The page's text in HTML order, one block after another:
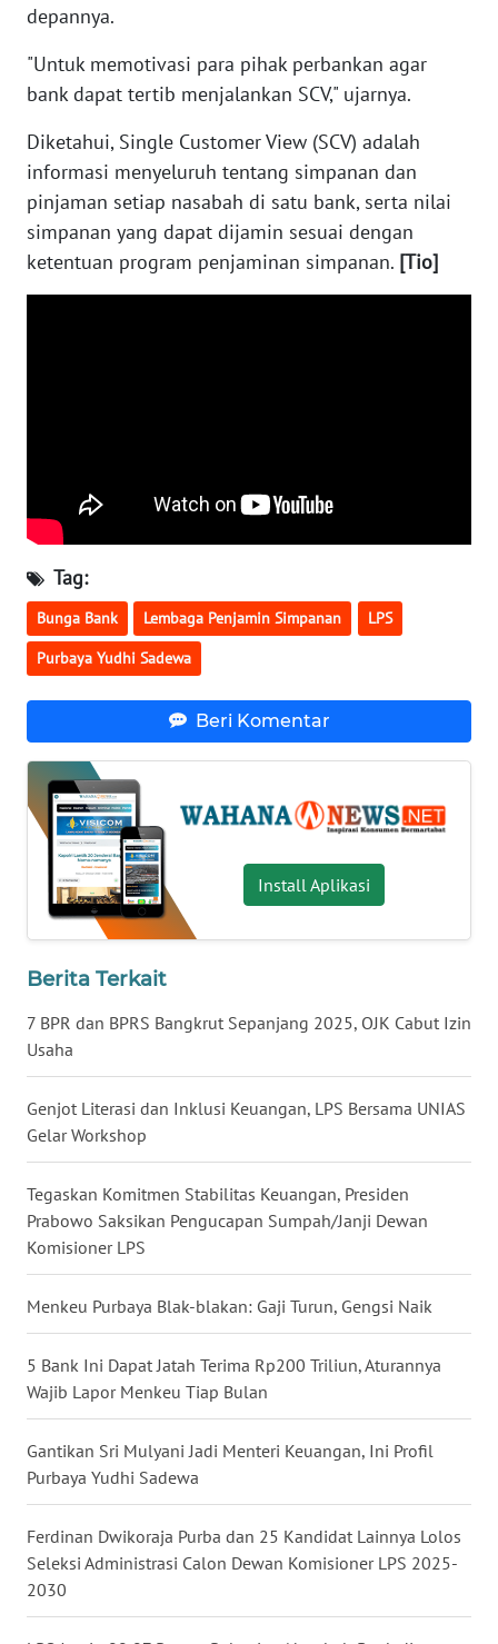
depannya.
"Untuk memotivasi para pihak perbankan agar
bank dapat tertib menjalankan SCV," ujarnya.
Diketahui, Single Customer View (SCV) adalah
informasi menyeluruh tentang simpanan dan
pinjaman setiap nasabah di satu bank, serta nilai
simpanan yang dapat dijamin sesuai dengan
ketentuan program penjaminan simpanan. [Tio]
Tag:
Bunga Bank Lembaga Penjamin Simpanan LPS
Purbaya Yudhi Sadewa
Beri Komentar
Install Aplikasi
Berita Terkait
7 BPR dan BPRS Bangkrut Sepanjang 2025, OJK Cabut Izin
Usaha
Genjot Literasi dan Inklusi Keuangan, LPS Bersama UNIAS
Gelar Workshop
Tegaskan Komitmen Stabilitas Keuangan, Presiden
Prabowo Saksikan Pengucapan Sumpah/Janji Dewan
Komisioner LPS
Menkeu Purbaya Blak-blakan: Gaji Turun, Gengsi Naik
5 Bank Ini Dapat Jatah Terima Rp200 Triliun, Aturannya
Wajib Lapor Menkeu Tiap Bulan
Gantikan Sri Mulyani Jadi Menteri Keuangan, Ini Profil
Purbaya Yudhi Sadewa
Ferdinan Dwikoraja Purba dan 25 Kandidat Lainnya Lolos
Seleksi Administrasi Calon Dewan Komisioner LPS 2025-
2030
PAPUA
BARAT
WN
RIAU
WN
SERAMBI
SULTENG
WN
SULBAR
WN
SUMBAR
WN
SUMSEL
WN
WN
LAMPUNG
WN
JATENG
WN
NUSANTARA
WN
WN
JATIM
WN
BALI
WN
KALBAR